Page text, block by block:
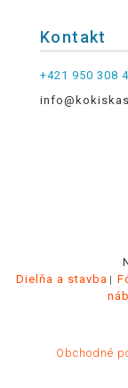
Kontakt
+421 950 308
Dielňa a stavba
Obchodné